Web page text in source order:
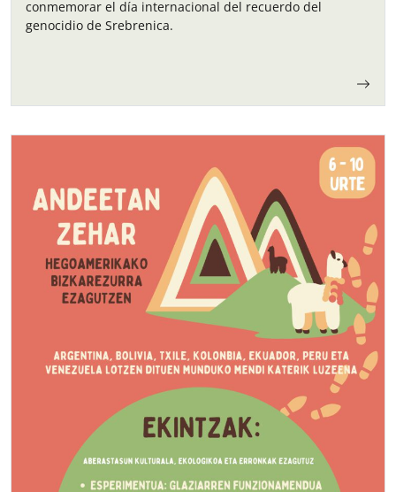
conmemorar el día internacional del recuerdo del
genocidio de Srebrenica.